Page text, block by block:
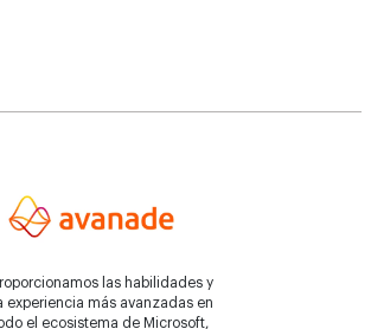
las habilidades y
experiencia más avanzadas en
el ecosistema de Microsoft,